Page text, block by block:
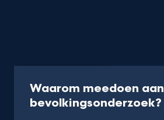
Waarom meedoen aan
bevolkingsonderzoek?